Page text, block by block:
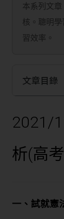
本系列文章
核。聰明
習效率。
文章目錄
2021/
析(高考
一、試就憲